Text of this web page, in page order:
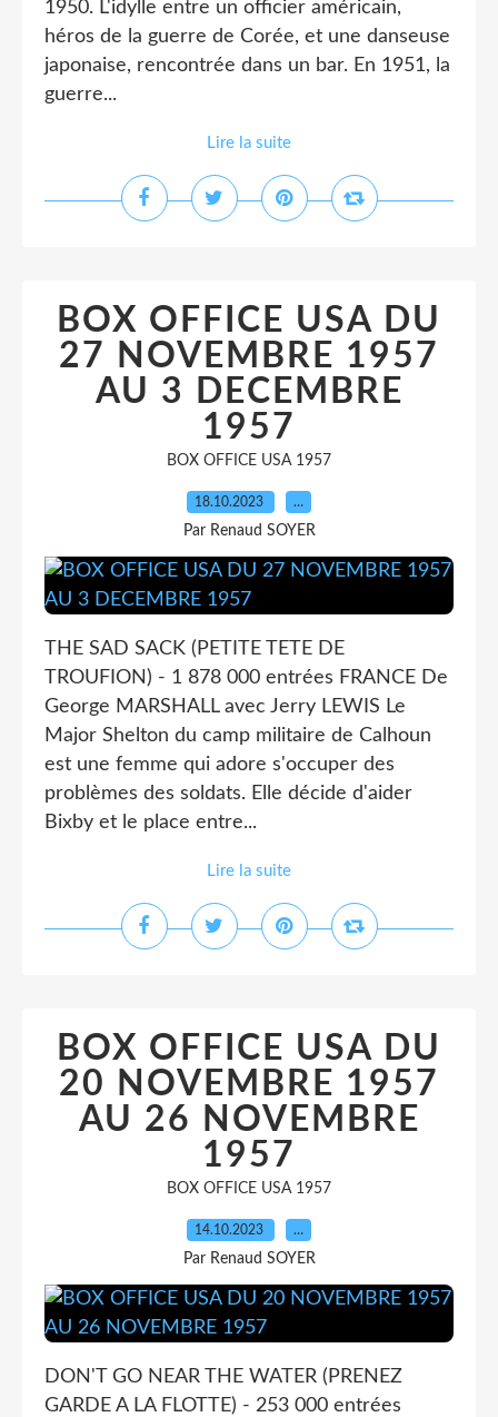
1950. L'idylle entre un officier américain,
héros de la guerre de Corée, et une danseuse
japonaise, rencontrée dans un bar. En 1951, la
guerre...
Lire la suite
BOX OFFICE USA DU
27 NOVEMBRE 1957
AU 3 DECEMBRE
1957
BOX OFFICE USA 1957
18.10.2023 …
Par Renaud SOYER
THE SAD SACK (PETITE TETE DE
TROUFION) - 1 878 000 entrées FRANCE De
George MARSHALL avec Jerry LEWIS Le
Major Shelton du camp militaire de Calhoun
est une femme qui adore s'occuper des
problèmes des soldats. Elle décide d'aider
Bixby et le place entre...
Lire la suite
BOX OFFICE USA DU
20 NOVEMBRE 1957
AU 26 NOVEMBRE
1957
BOX OFFICE USA 1957
14.10.2023 …
Par Renaud SOYER
DON'T GO NEAR THE WATER (PRENEZ
GARDE A LA FLOTTE) - 253 000 entrées